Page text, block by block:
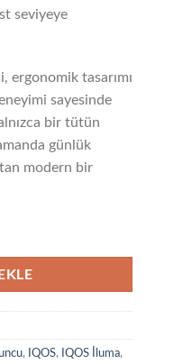
seviyeye
ergonomik tasarımı
sayesinde
bir tütün
günlük
modern bir
, IQOS, IQOS İluma,